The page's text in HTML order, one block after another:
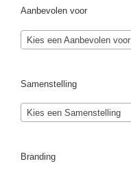
Aanbevolen voor
Kies een Aanbevolen voor
Samenstelling
Kies een Samenstelling
Branding